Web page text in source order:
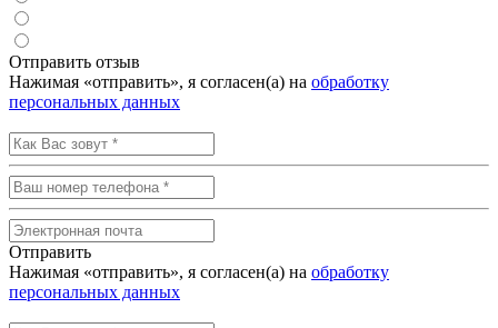
Отправить отзыв
Нажимая «отправить», я согласен(а) на обработку
персональных данных
Отправить
Нажимая «отправить», я согласен(а) на обработку
персональных данных